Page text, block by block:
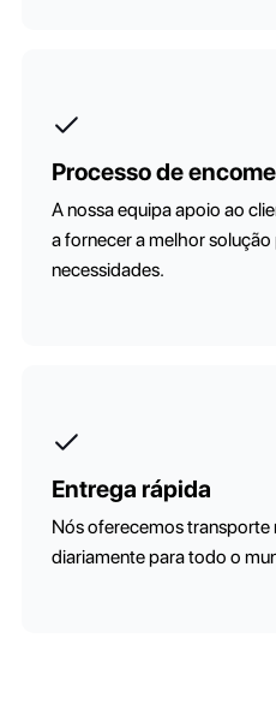
Processo de
A nossa equipa apoio ao
a fornecer a melhor solução
necessidades.
Entrega rápida
Nós oferecemos transporte
diariamente para todo o